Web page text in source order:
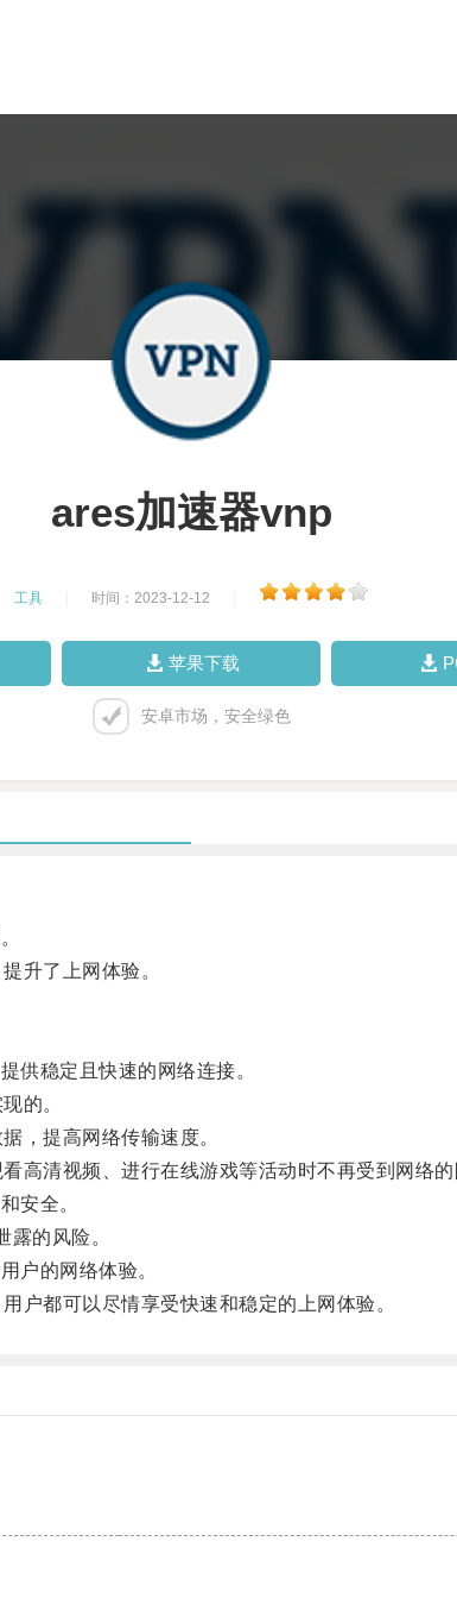
ares加速器vnp
工具 时间：2023-12-12
苹果下载
安卓市场，安全绿色
升了上网体验。
稳定且快速的网络连接。
的。
，提高网络传输速度。
清视频、进行在线游戏等活动时不再受到网络的
安全。
的风险。
的网络体验。
都可以尽情享受快速和稳定的上网体验。